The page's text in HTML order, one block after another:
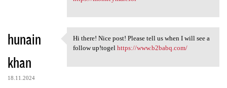
hunain
khan
18.11.2024
Hi there! Nice post! Please
Hi there! Nice post! Please tell us when I will see a
follow up!togel https://www.b2babq.com/